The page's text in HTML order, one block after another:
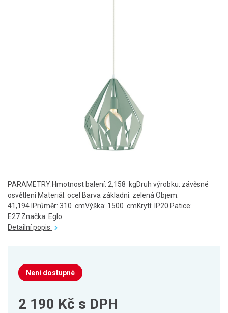
PARAMETRY:Hmotnost balení: 2,158 kgDruh výrobku: závěsné
osvětlení Materiál: ocel Barva základní: zelená Objem:
41,194 lPrůměr: 310 cmVýška: 1500 cmKrytí: IP20 Patice:
E27 Značka: Eglo
Detailní popis
Není dostupné
2 190 Kč s DPH